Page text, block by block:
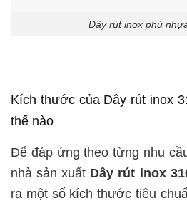
Dây rút inox phủ
Kích thước của Dây rút inox
thế nào
Để đáp ứng theo từng nhu
nhà sản xuất Dây rút inox
ra một số kích thước tiêu